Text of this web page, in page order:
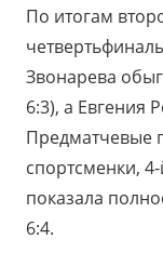
По итогам
Звонарева
6:3), а Евгения
Предматчевые
спортсменки,
показала
6:4.